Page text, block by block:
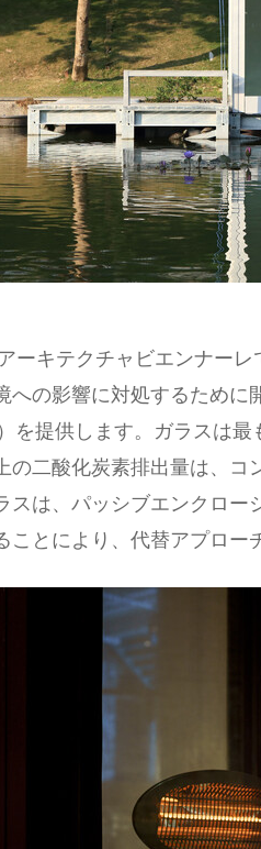
ーキテクチャビエンナー
への影響に対処するため
を提供します。ガラスは
の二酸化炭素排出量は、
スは、パッシブエンクロ
とにより、代替アプロー